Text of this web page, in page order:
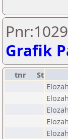
Grafik
tnr St